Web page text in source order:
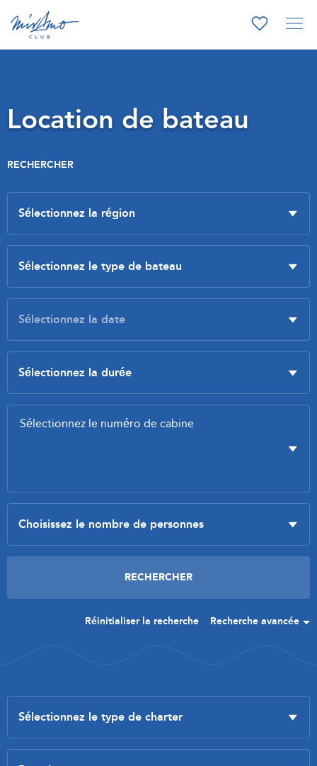
Location de bateau
RECHERCHER
Réinitialiser la recherche Recherche avancée